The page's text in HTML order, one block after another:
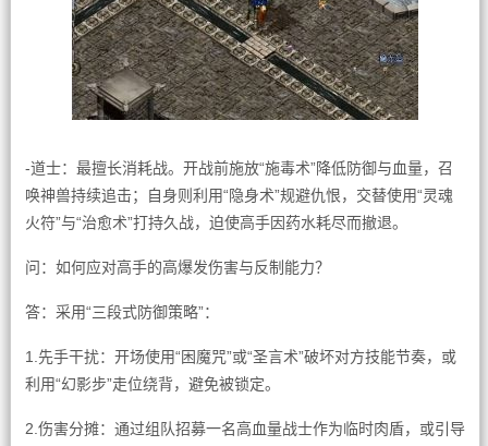
-道士：最擅长消耗战。开战前施放“施毒术”降低防御与血量，召
唤神兽持续追击；自身则利用“隐身术”规避仇恨，交替使用“灵魂
火符”与“治愈术”打持久战，迫使高手因药水耗尽而撤退。
问：如何应对高手的高爆发伤害与反制能力？
答：采用“三段式防御策略”：
1.先手干扰：开场使用“困魔咒”或“圣言术”破坏对方技能节奏，或
利用“幻影步”走位绕背，避免被锁定。
2.伤害分摊：通过组队招募一名高血量战士作为临时肉盾，或引导